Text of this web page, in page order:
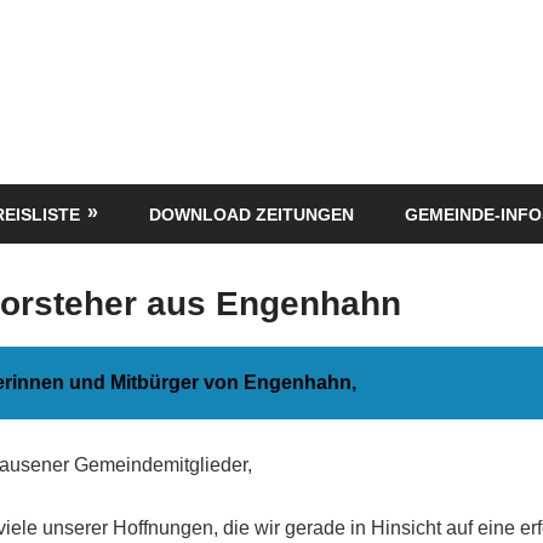
DOWNLOAD ZEITUNGEN GEMEINDE-
aus Engenhahn
und Mitbürger von Engenhahn,
Gemeindemitglieder,
unserer Hoffnungen, die wir gerade in Hinsicht auf eine